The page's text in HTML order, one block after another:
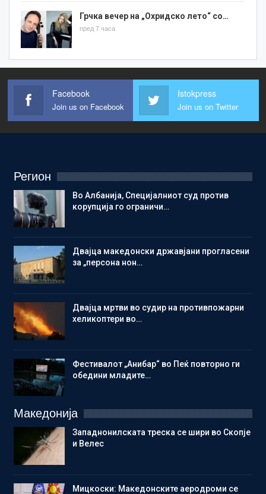
Грчка вечер на „Охридско лето“ со…
пред 7 часа
Facebook
Join us on Facebook
Istokpress
Join us on Twitter
Регион
Во Албанија, Специјалниот суд против
корупција го ограничи…
Двајца македонски државјани прогласени
за „персона нон…
Двајца мртви во судир на противпожарни
хеликоптери во…
Фестивалот „Анибар“ во Пеќ повторно ги
обедини младите…
Македонија
Западнонилската треска се шири во Скопје
и Велес
Мицкоски: Македонските аеродроми се